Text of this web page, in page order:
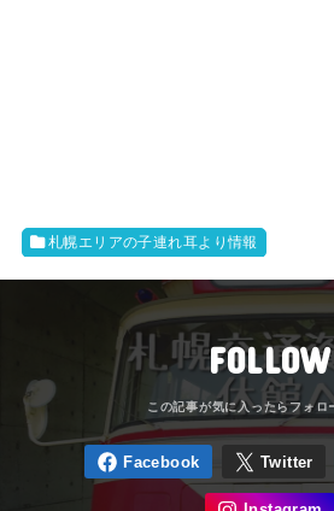
札幌エリアの子連れ耳より情報
FOLLOW